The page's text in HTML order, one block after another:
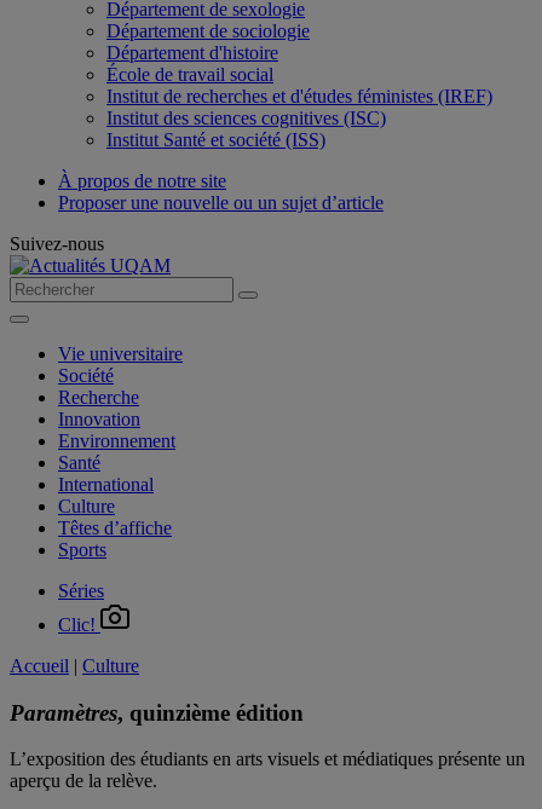
Département de sexologie
Département de sociologie
Département d'histoire
École de travail social
Institut de recherches et d'études féministes (IREF)
Institut des sciences cognitives (ISC)
Institut Santé et société (ISS)
À propos de notre site
Proposer une nouvelle ou un sujet d’article
Suivez-nous
Vie universitaire
Société
Recherche
Innovation
Environnement
Santé
International
Culture
Têtes d’affiche
Sports
Séries
Clic!
Accueil | Culture
Paramètres, quinzième édition
L’exposition des étudiants en arts visuels et médiatiques présente un
aperçu de la relève.